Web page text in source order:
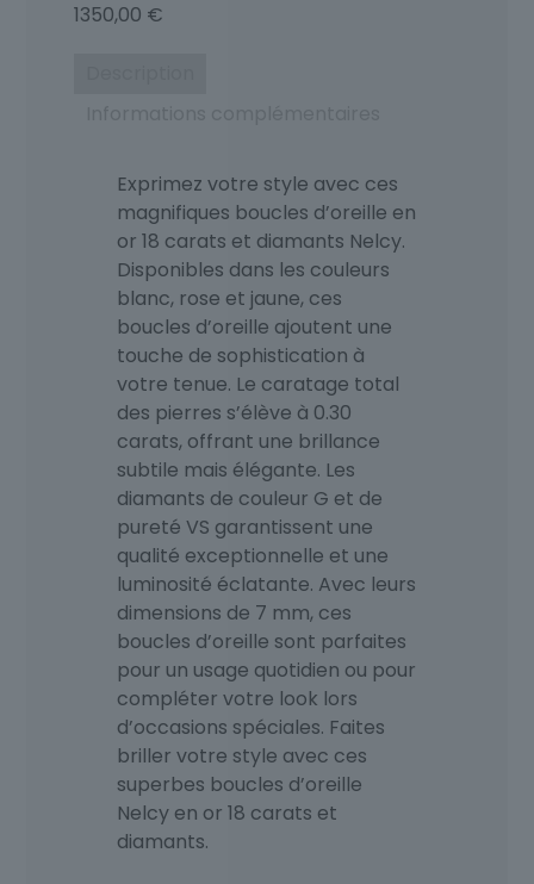
1350,00 €
Exprimez votre style avec ces
magnifiques boucles d’oreille en
or 18 carats et diamants Nelcy.
Disponibles dans les couleurs
blanc, rose et jaune, ces
boucles d’oreille ajoutent une
touche de sophistication à
votre tenue. Le caratage total
des pierres s’élève à 0.30
carats, offrant une brillance
subtile mais élégante. Les
diamants de couleur G et de
pureté VS garantissent une
qualité exceptionnelle et une
luminosité éclatante. Avec leurs
dimensions de 7 mm, ces
boucles d’oreille sont parfaites
pour un usage quotidien ou pour
compléter votre look lors
d’occasions spéciales. Faites
briller votre style avec ces
superbes boucles d’oreille
Nelcy en or 18 carats et
diamants.